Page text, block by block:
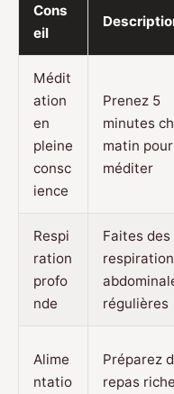
Cons
eil
Médit
ation
en
pleine
consc
ience
Prenez 5
minutes
matin pour
méditer
Respi
ration
profo
nde
Faites des
régulières
Alime
ntatio
Préparez
repas